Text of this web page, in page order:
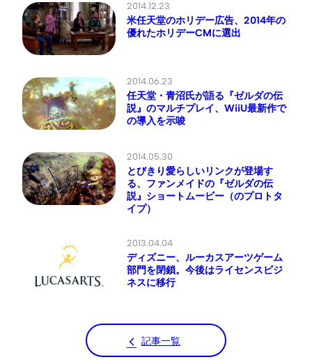
2014.12.23
米任天堂のホリデー広告、2014年の
優れたホリデーCMに選出
2014.06.23
任天堂・青沼氏が語る『ゼルダの伝
説』のマルチプレイ、WiiU最新作で
の導入を示唆
2014.05.30
とびきり愛らしいリンクが登場す
る、ファンメイドの『ゼルダの伝
説』ショートムービー（のプロトタ
イプ）
2013.04.04
ディズニー、ルーカスアーツゲーム
部門を閉鎖。今後はライセンスビジ
ネスに移行
記事一覧